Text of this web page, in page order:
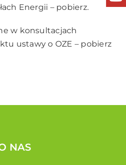
Energii – pobierz.
w konsultacjach
ustawy o OZE – pobierz
NAS